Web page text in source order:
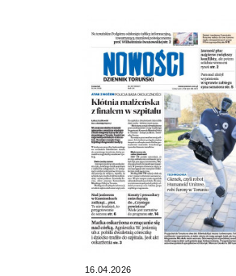
16.04.2026